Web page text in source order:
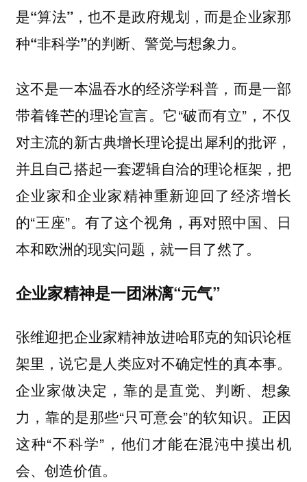
是“算法”，也不是政府规划，而是企业家那
种“非科学”的判断、警觉与想象力。
这不是一本温吞水的经济学科普，而是一部
带着锋芒的理论宣言。它“破而有立”，不仅
对主流的新古典增长理论提出犀利的批评，
并且自己搭起一套逻辑自洽的理论框架，把
企业家和企业家精神重新迎回了经济增长
的“王座”。有了这个视角，再对照中国、日
本和欧洲的现实问题，就一目了然了。
企业家精神是一团淋漓“元气”
张维迎把企业家精神放进哈耶克的知识论框
架里，说它是人类应对不确定性的真本事。
企业家做决定，靠的是直觉、判断、想象
力，靠的是那些“只可意会”的软知识。正因
这种“不科学”，他们才能在混沌中摸出机
会、创造价值。